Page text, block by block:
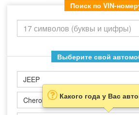
Поиск по VIN-
Выберите свой
JEEP
Cherokee Какого года у Вас